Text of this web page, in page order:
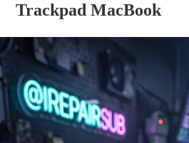
Trackpad MacBook